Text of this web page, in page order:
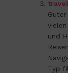
und
Typ